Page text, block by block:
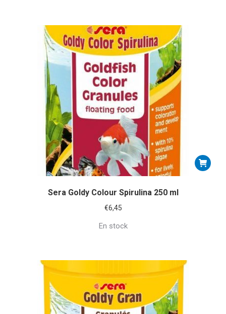
Sera Goldy Colour Spirulina 250 ml
€6,45
En stock